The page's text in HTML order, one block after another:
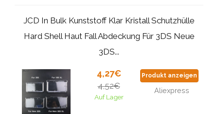
JCD In Bulk Kunststoff Klar Kristall Schutzhülle
Hard Shell Haut Fall Abdeckung Für 3DS Neue
3DS...
4,27€
4,52€
Auf Lager
Produkt anzeigen
Aliexpress